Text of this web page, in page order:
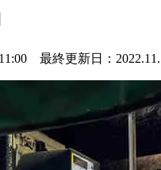
最終更新日：